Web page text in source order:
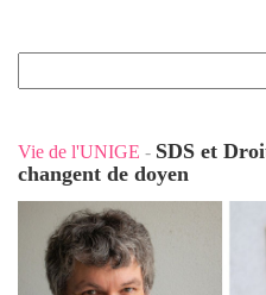
Vie de l'UNIGE - SDS et
changent de doyen